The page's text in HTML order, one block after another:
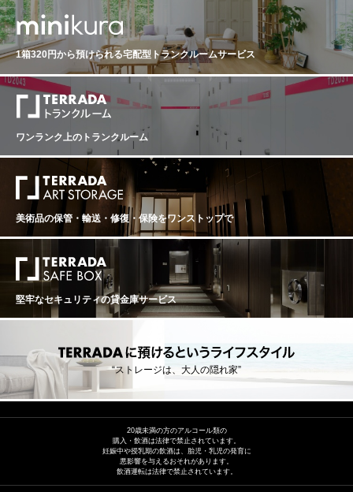
1箱320円から預けられる宅配型トランクルームサービス
ワンランク上のトランクルーム
美術品の保管・輸送・修復・保険をワンストップで
堅牢なセキュリティの貸金庫サービス
“ストレージは、大人の隠れ家”
20歳未満の方のアルコール類の
購入・飲酒は法律で禁止されています。
妊娠中や授乳期の飲酒は、胎児・乳児の発育に
悪影響を与えるおそれがあります。
飲酒運転は法律で禁止されています。